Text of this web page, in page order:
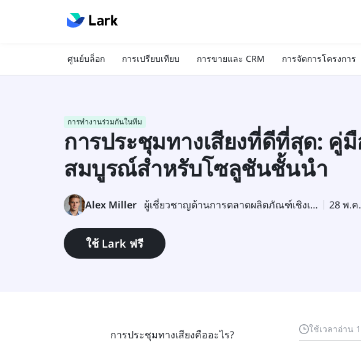
ศูนย์บล็อก การเปรียบเทียบ การขายและ CRM การจัดการโครงการ
การทำงานร่วมกันในทีม
การประชุมทางเสียงที่ดีที่สุด: คู่
สมบูรณ์สำหรับโซลูชันชั้นนำ
Alex Miller ผู้เชี่ยวชาญด้านการตลาดผลิตภัณฑ์เชิงเทคนิค 28 พ.ค
ใช้ Lark ฟรี
ใช้เวลาอ่าน
การประชุมทางเสียงคืออะไร?